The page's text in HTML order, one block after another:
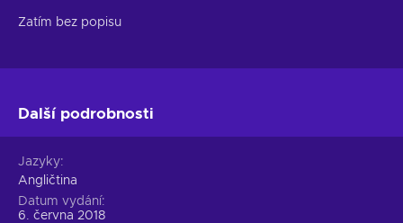
Zatím bez popisu
Další podrobnosti
Jazyky
Angličtina
Datum vydání
6. června 2018